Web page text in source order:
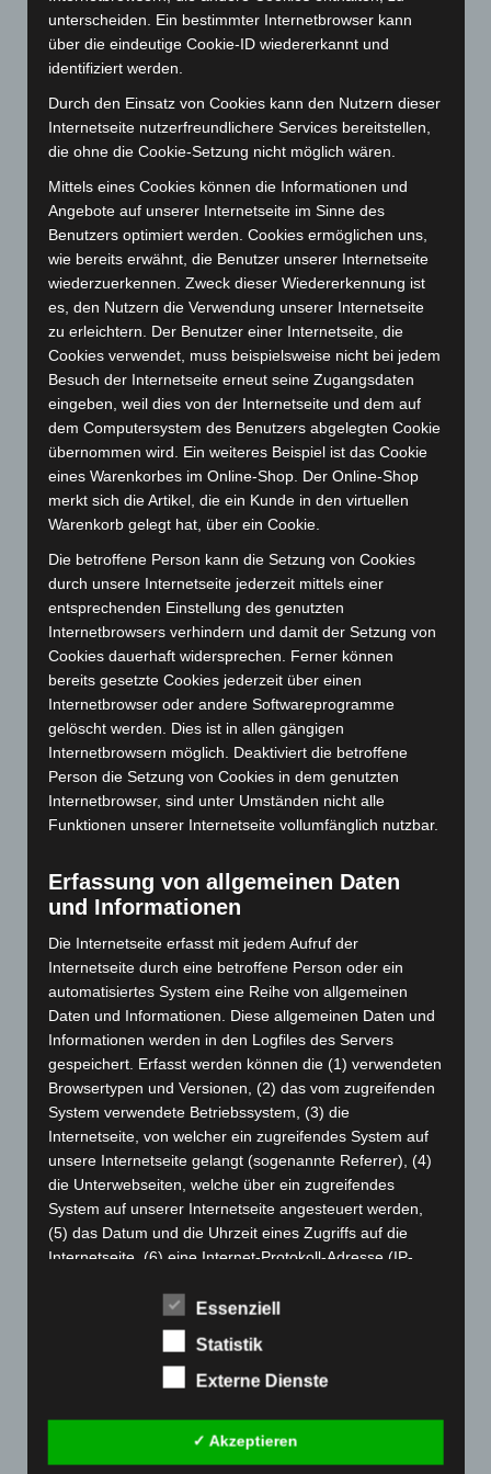
Juli 2026 (73)
Juni 2026(139)
Mai 2026(99)
April 2026(99)
Februar 2026(109)
Januar 2026 (122)
Dezember 2025(103)
November 2025
(114)
Oktober 2025(112)
September 2025(93)
August 2025
(90)
Juli 2025(90)
Juni 2025(103)
Mai 2025(112)
April 2025(88)
März 2025(111)
Februar 2025(96)
Januar 2025(88)
Dezember 2024(89)
November 2024(94)
Oktober 2024(93)
September 2024(112)
August 2024
Juli 2024(89)
Mai 2024(149)
April 2024(102)
März 2024(103)
Februar 2024(103)
Januar 2024 (111)
Dezember 2023 (130)
November 2023(130)
Oktober 2023(114)
September 2023
(133)
August 2023(134)
Juli 2023(118)
Juni 2023(142)
(154)
Januar 2023(140)
unterscheiden. Ein bestimmter Internetbrowser kann
über die eindeutige Cookie-ID wiedererkannt und
identifiziert werden.
Durch den Einsatz von Cookies kann den Nutzern dieser
Internetseite nutzerfreundlichere Services bereitstellen,
die ohne die Cookie-Setzung nicht möglich wären.
Mittels eines Cookies können die Informationen und
Angebote auf unserer Internetseite im Sinne des
Benutzers optimiert werden. Cookies ermöglichen uns,
wie bereits erwähnt, die Benutzer unserer Internetseite
wiederzuerkennen. Zweck dieser Wiedererkennung ist
es, den Nutzern die Verwendung unserer Internetseite
zu erleichtern. Der Benutzer einer Internetseite, die
Cookies verwendet, muss beispielsweise nicht bei jedem
Besuch der Internetseite erneut seine Zugangsdaten
eingeben, weil dies von der Internetseite und dem auf
dem Computersystem des Benutzers abgelegten Cookie
übernommen wird. Ein weiteres Beispiel ist das Cookie
eines Warenkorbes im Online-Shop. Der Online-Shop
merkt sich die Artikel, die ein Kunde in den virtuellen
Warenkorb gelegt hat, über ein Cookie.
Die betroffene Person kann die Setzung von Cookies
durch unsere Internetseite jederzeit mittels einer
entsprechenden Einstellung des genutzten
Internetbrowsers verhindern und damit der Setzung von
Cookies dauerhaft widersprechen. Ferner können
bereits gesetzte Cookies jederzeit über einen
Internetbrowser oder andere Softwareprogramme
gelöscht werden. Dies ist in allen gängigen
Internetbrowsern möglich. Deaktiviert die betroffene
Person die Setzung von Cookies in dem genutzten
Internetbrowser, sind unter Umständen nicht alle
Funktionen unserer Internetseite vollumfänglich nutzbar.
Erfassung von allgemeinen Daten
und Informationen
Die Internetseite erfasst mit jedem Aufruf der
Internetseite durch eine betroffene Person oder ein
automatisiertes System eine Reihe von allgemeinen
Daten und Informationen. Diese allgemeinen Daten und
Informationen werden in den Logfiles des Servers
gespeichert. Erfasst werden können die (1) verwendeten
Browsertypen und Versionen, (2) das vom zugreifenden
System verwendete Betriebssystem, (3) die
Internetseite, von welcher ein zugreifendes System auf
unsere Internetseite gelangt (sogenannte Referrer), (4)
die Unterwebseiten, welche über ein zugreifendes
System auf unserer Internetseite angesteuert werden,
(5) das Datum und die Uhrzeit eines Zugriffs auf die
Internetseite, (6) eine Internet-Protokoll-Adresse (IP-
zugreifenden Systems und (8) sonstige ähnliche Daten
und Informationen, die der Gefahrenabwehr im Falle von
Angriffen auf unsere informationstechnologischen
Informationen ziehen wird keine Rückschlüsse auf die
betroffene Person. Diese Informationen werden vielmehr
Essenziell
Statistik
Externe Dienste
✓ Akzeptieren